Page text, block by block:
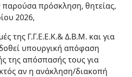
πρόσκληση, θητείας,
2026,
της Γ.Γ.Ε.Ε.Κ.& Δ.Β.Μ. και για
υπουργική απόφαση
της απόσπασής τους για
αν η ανάκληση/διακοπή